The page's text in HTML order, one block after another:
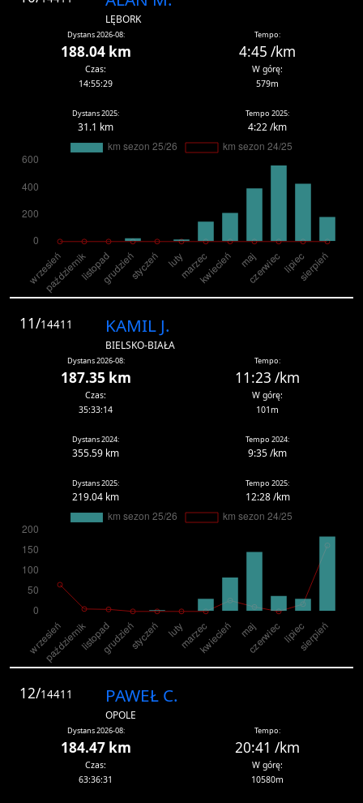
LĘBORK
Dystans 2026-08:
188.04 km
Tempo:
4:45 /km
Czas:
14:55:29
W górę:
579m
Dystans 2025:
31.1 km
Tempo 2025:
4:22 /km
11/14411 KAMIL J.
BIELSKO-BIAŁA
Dystans 2026-08:
187.35 km
Tempo:
11:23 /km
Czas:
35:33:14
W górę:
101m
Dystans 2024:
355.59 km
Tempo 2024:
9:35 /km
Dystans 2025:
219.04 km
Tempo 2025:
12:28 /km
12/14411 PAWEŁ C.
OPOLE
Dystans 2026-08:
184.47 km
Tempo:
20:41 /km
Czas:
63:36:31
W górę:
10580m